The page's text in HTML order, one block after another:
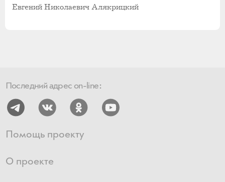
Евгений Николаевич Алякрицкий
Последний адрес on-line:
Помощь проекту
О проекте